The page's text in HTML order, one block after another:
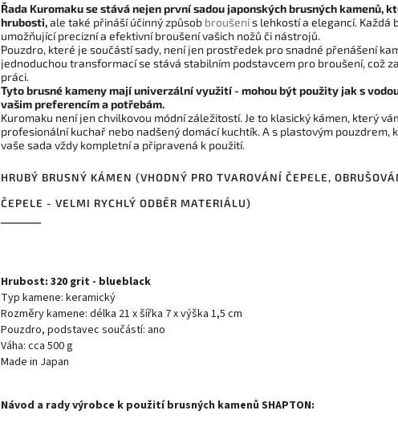
Řada Kuromaku se stává nejen první sadou japonských brusných kamenů,
hrubosti,ale také přináší účinný způsob broušenís lehkostí a elegancí. Každá
umožňující precizní a efektivní broušení vašich nožů či nástrojů.
Pouzdro, které je součástí sady, není jen prostředek pro snadné přenášení
jednoduchou transformací se stává stabilním podstavcem pro broušení, což
práci.
Tyto brusné kameny mají univerzální využití - mohou být použity jak s
vašim preferencím a potřebám.
Kuromaku není jen chvilkovou módní záležitostí. Je to klasický kámen, který
profesionální kuchař nebo nadšený domácí kuchtík. A s plastovým pouzdrem,
vaše sada vždy kompletní a připravená k použití.
HRUBÝ BRUSNÝ KÁMEN (VHODNÝ PRO TVAROVÁNÍ ČEPELE,
ČEPELE - VELMI RYCHLÝ ODBĚR MATERIÁLU)
Hrubost: 320 grit - blueblack
Typ kamene: keramický
Rozměry kamene: délka 21 x šířka 7 x výška 1,5 cm
Pouzdro, podstavec součástí: ano
Váha: cca 500 g
Made in Japan
Návod a rady výrobce k použití brusných kamenů SHAPTON: